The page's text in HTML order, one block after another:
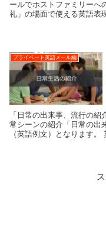
ールでホストファミリーへ
礼」の場面で使える英語表現（英
プライベート英語メール編
「日常の出来事、流行の紹介」
常シーンの紹介「日常の出